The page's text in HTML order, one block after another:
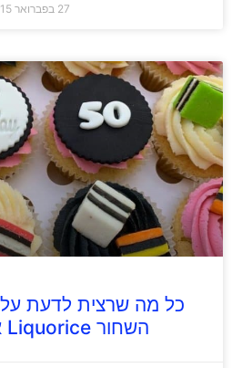
27 בפברואר 2015
כל מה שרצית לדעת
השחור Liquorice או Licorice